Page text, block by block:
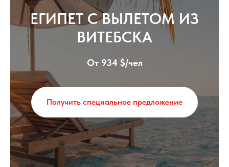
ЕГИПЕТ С ВЫЛЕТОМ ИЗ
ВИТЕБСКА
От 934 $/чел
Получить специальное предложение